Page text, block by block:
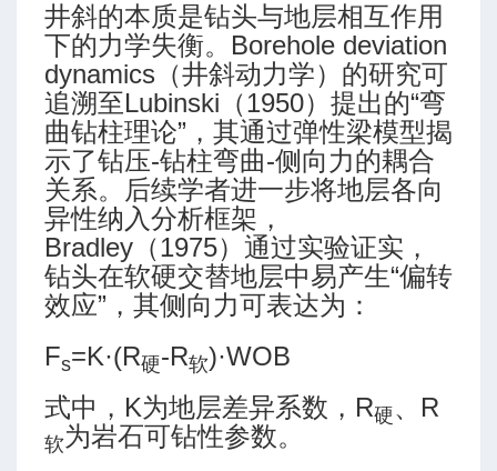
井斜的本质是钻头与地层相互作用
下的力学失衡。Borehole deviation
dynamics（井斜动力学）的研究可
追溯至Lubinski（1950）提出的“弯
曲钻柱理论”，其通过弹性梁模型揭
示了钻压-钻柱弯曲-侧向力的耦合
关系。后续学者进一步将地层各向
异性纳入分析框架，
Bradley（1975）通过实验证实，
钻头在软硬交替地层中易产生“偏转
效应”，其侧向力可表达为：
Fs=K·(R硬-R软)·WOB
式中，K为地层差异系数，R硬、R
软为岩石可钻性参数。